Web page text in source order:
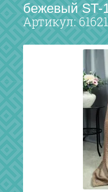
бежевый ST-
Артикул: